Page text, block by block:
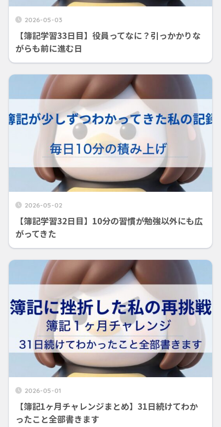
2026-05-03
【簿記学習33日目】役員ってなに？引っかかりな
がらも前に進む日
2026-05-02
【簿記学習32日目】10分の習慣が勉強以外にも広
がってきた
2026-05-01
【簿記1ヶ月チャレンジまとめ】31日続けてわか
ったこと全部書きます